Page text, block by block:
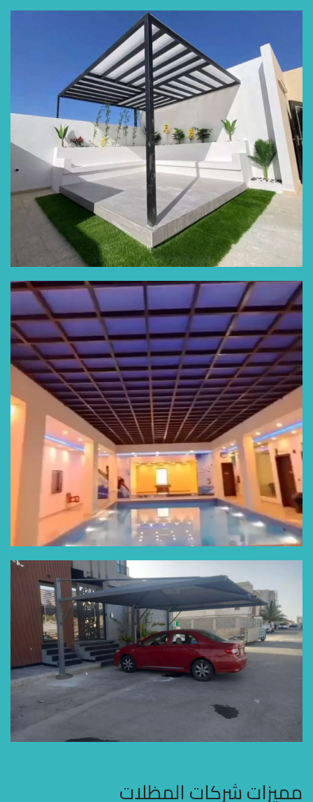
مميزات شركات المظلات